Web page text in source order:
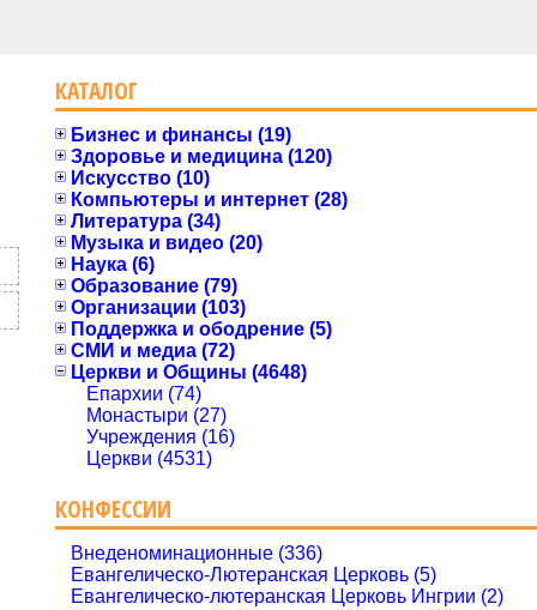
КАТАЛОГ
Бизнес и финансы (19)
Здоровье и медицина (120)
Искусство (10)
Компьютеры и интернет (28)
Литература (34)
Музыка и видео (20)
Наука (6)
Образование (79)
Организации (103)
Поддержка и ободрение (5)
СМИ и медиа (72)
Церкви и Общины (4648)
Епархии (74)
Монастыри (27)
Учреждения (16)
Церкви (4531)
КОНФЕССИИ
Внеденоминационные (336)
Евангелическо-Лютеранская Церковь (5)
Евангелическо-лютеранская Церковь Ингрии (2)